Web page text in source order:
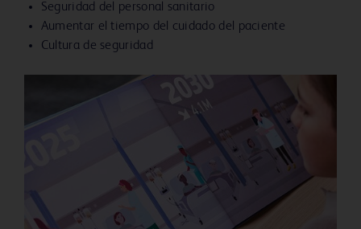
Seguridad del personal sanitario
Aumentar el tiempo del cuidado del paciente
Cultura de seguridad